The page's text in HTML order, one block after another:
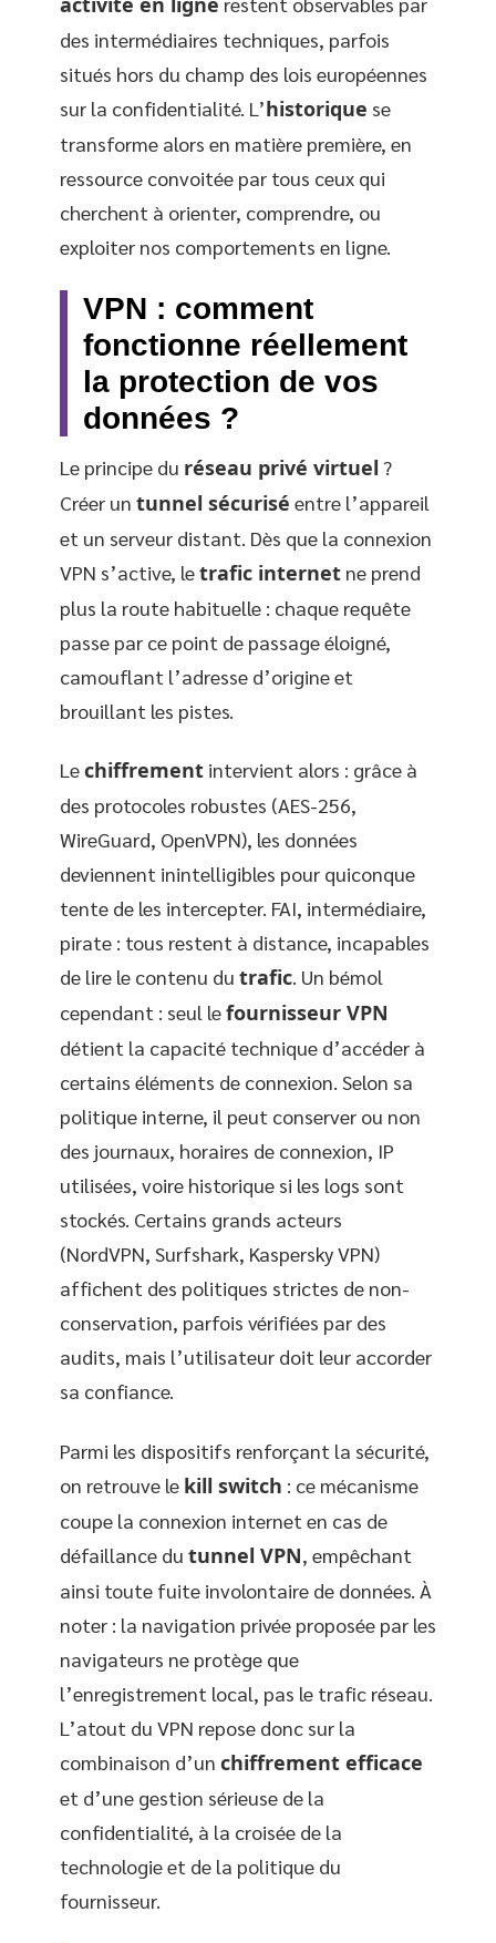
des intermédiaires techniques, parfois
situés hors du champ des lois européennes
sur la confidentialité. L’historique se
transforme alors en matière première, en
ressource convoitée par tous ceux qui
cherchent à orienter, comprendre, ou
exploiter nos comportements en ligne.
VPN : comment
fonctionne réellement
la protection de vos
données ?
Le principe du réseau privé virtuel ?
Créer un tunnel sécurisé entre l’appareil
et un serveur distant. Dès que la connexion
VPN s’active, letrafic internet ne prend
plus la route habituelle : chaque requête
passe par ce point de passage éloigné,
camouflant l’adresse d’origine et
brouillant les pistes.
Lechiffrement intervient alors : grâce à
des protocoles robustes (AES-256,
WireGuard, OpenVPN), les données
deviennent inintelligibles pour quiconque
tente de les intercepter. FAI, intermédiaire,
pirate : tous restent à distance, incapables
de lire le contenu du trafic. Un bémol
cependant : seul lefournisseur VPN
détient la capacité technique d’accéder à
certains éléments de connexion. Selon sa
politique interne, il peut conserver ou non
des journaux, horaires de connexion, IP
utilisées, voire historique si les logs sont
stockés. Certains grands acteurs
(NordVPN, Surfshark, Kaspersky VPN)
affichent des politiques strictes de non-
conservation, parfois vérifiées par des
audits, mais l’utilisateur doit leur accorder
sa confiance.
Parmi les dispositifs renforçant la sécurité,
on retrouve le kill switch : ce mécanisme
coupe la connexion internet en cas de
défaillance du tunnel VPN, empêchant
ainsi toute fuite involontaire de données. À
noter : la navigation privée proposée par les
navigateurs ne protège que
l’enregistrement local, pas le trafic réseau.
L’atout du VPN repose donc sur la
combinaison d’un chiffrement efficace
et d’une gestion sérieuse de la
confidentialité, à la croisée de la
technologie et de la politique du
fournisseur.